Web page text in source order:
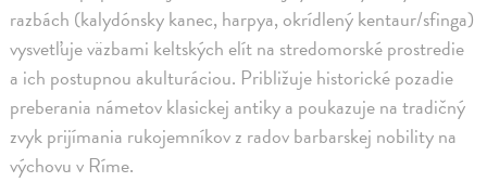
razbách (kalydónsky kanec, harpya, okrídlený kentaur/sfinga)
vysvetľuje väzbami keltských elít na stredomorské prostredie
a ich postupnou akulturáciou. Približuje historické pozadie
preberania námetov klasickej antiky a poukazuje na tradičný
zvyk prijímania rukojemníkov z radov barbarskej nobility na
výchovu v Ríme.